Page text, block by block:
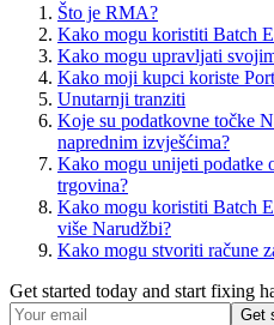
Što je RMA?
Kako mogu koristiti Batch
Kako mogu upravljati
Kako moji kupci koriste
Unutarnji tranziti
Koje su podatkovne točke
naprednim izvješćima?
Kako mogu unijeti podatke
trgovina?
Kako mogu koristiti Batch
više Narudžbi?
Kako mogu stvoriti račune
Get started today and start fixing